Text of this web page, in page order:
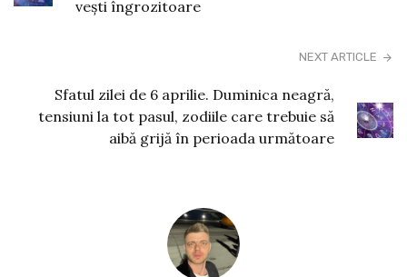
vești îngrozitoare
NEXT ARTICLE
Sfatul zilei de 6 aprilie. Duminica neagră,
tensiuni la tot pasul, zodiile care trebuie să
aibă grijă în perioada următoare